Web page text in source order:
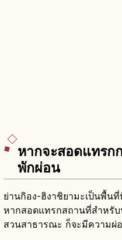
หากจะสอดแทรก
พักผ่อน
ย่านกิอง-ฮิงาชิยามะเป็นพื้น
หากสอดแทรกสถานที่สำหรับ
สวนสาธารณะ ก็จะมีความผ่